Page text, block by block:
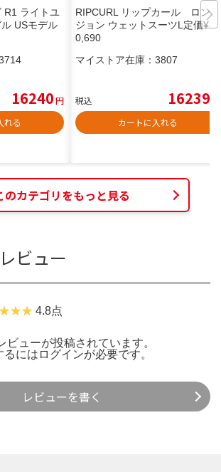
R1 ライトユ
USモデル
16240円
れる
RIPCURL リップカール ロング
ジョン ウェットスーツL定価¥3
0,690
マイストア在庫： 3807
税込 16239
カートに入れる
のカテゴリをもっと見る
ビュー
4.8点
ビューが投稿されています。
るには ログインが必要です。
レビューを書く